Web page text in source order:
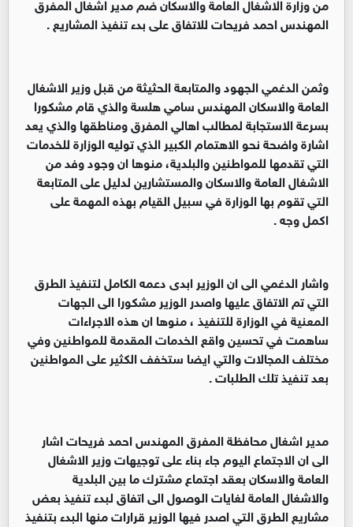
المهندس احمد فريحات للاتفاق على بدء تنفيذ المشاريع .
وثمن الدغمي الجهود والمتابعة الحثيثة من قبل وزير الاشغال
العامة والاسكان المهندس سامي هلسة والذي قام مشكورا
بسرعة الاستجابة لمطالب اهالي المفرق ومناطقها والذي يعد
اشارة واضحة نحو الاهتمام الكبير الذي توليه الوزارة للخدمات
التي تقدمها للمواطنين والبلدية، منوها ان وجود وفد من
الاشغال العامة والاسكان والمستشارين لدليل على المتابعة
التي تقوم بها الوزارة في سبيل القيام بهذه المهمة على
اكمل وجه .
واشار الدغمي الى ان الوزير ابدى دعمه الكامل لتنفيذ الطرق
التي تم الاتفاق عليها واصدر الوزير مشكورا الى الجهات
المعنية في الوزارة للتنفيذ ، منوها ان هذه الاجراءات
ساهمت في تحسين واقع الخدمات المقدمة للمواطنين وفي
مختلف المجالات والتي ايضا ستخفف الكثير على المواطنين
بعد تنفيذ تلك الطلبات .
مدير اشغال محافظة المفرق المهندس احمد فريحات اشار
الى ان الاجتماع اليوم جاء بناء على توجيهات وزير الاشغال
العامة والاسكان بعقد اجتماع مشترك ما بين البلدية
والاشغال العامة لغايات الوصول الى اتفاق لبدء تنفيذ بعض
مشاريع الطرق التي اصدر فيها الوزير قرارات منها البدء بتنفيذ